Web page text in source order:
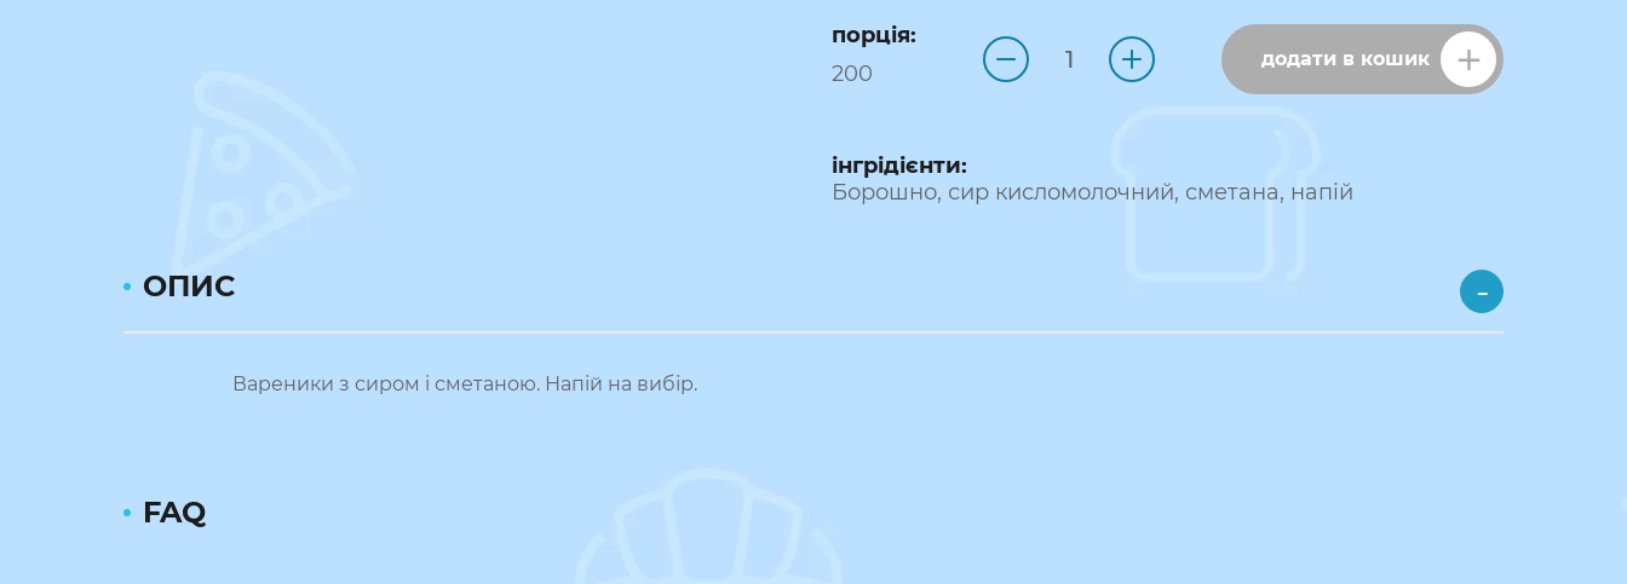
порція:
200
додати в кошик
інгрідієнти:
Борошно, сир кисломолочний, сметана, напій
ОПИС
Вареники з сиром і сметаною. Напій на вибір.
FAQ